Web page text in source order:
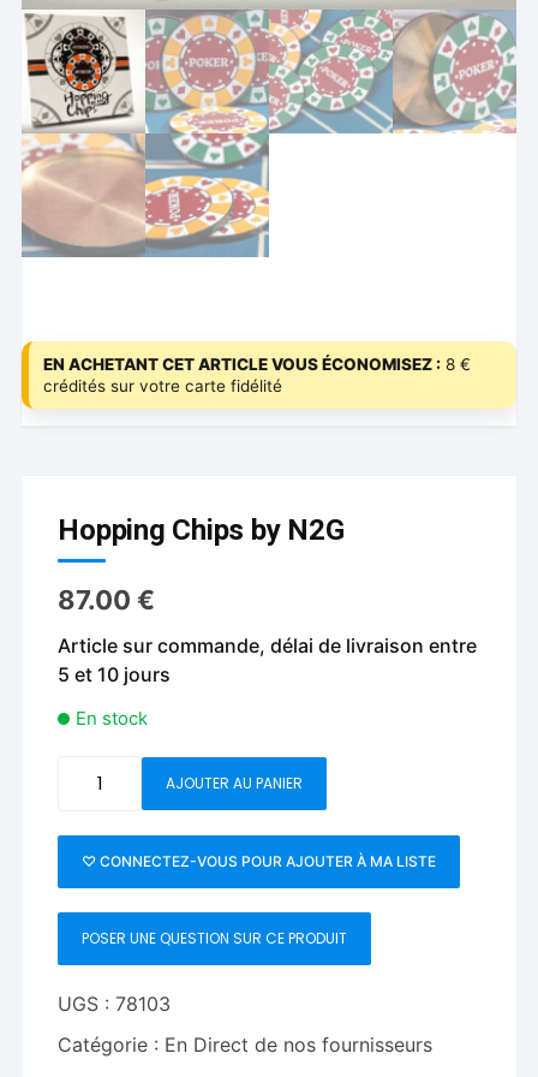
EN ACHETANT CET ARTICLE VOUS ÉCONOMISEZ : 8 €
crédités sur votre carte fidélité
Hopping Chips by N2G
87.00€
Article sur commande, délai de livraison entre
5 et 10 jours
En stock
Chips
by
N2G
AJOUTER AU PANIER
♡ CONNECTEZ-VOUS POUR AJOUTER À MA LISTE
POSER UNE QUESTION SUR CE PRODUIT
UGS :78103
Catégorie : En Direct de nos fournisseurs